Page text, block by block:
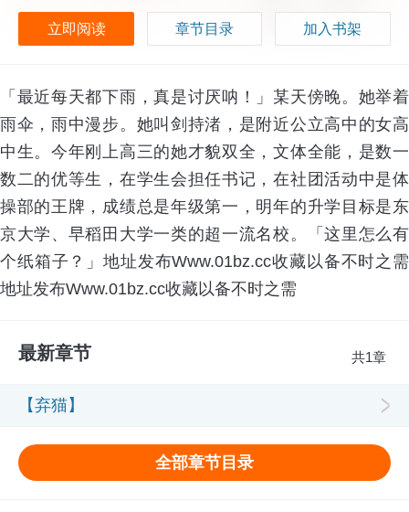
立即阅读 章节目录 加入书架
「最近每天都下雨，真是讨厌呐！」某天傍晚。她举着
雨伞，雨中漫步。她叫剑持渚，是附近公立高中的女高
中生。今年刚上高三的她才貌双全，文体全能，是数一
数二的优等生，在学生会担任书记，在社团活动中是体
操部的王牌，成绩总是年级第一，明年的升学目标是东
京大学、早稻田大学一类的超一流名校。「这里怎么有
个纸箱子？」地址发布Www.01bz.cc收藏以备不时之需
地址发布Www.01bz.cc收藏以备不时之需
最新章节 共1章
【弃猫】
全部章节目录